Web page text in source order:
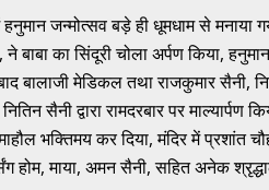
जन्मोत्सव बड़े ही धूमधाम से मनाया
ने बाबा का सिंदूरी चोला अर्पण किया,
बालाजी मेडिकल तथा राजकुमार सैनी,
सैनी द्वारा रामदरबार पर माल्यार्पण
भक्तिमय कर दिया, मंदिर में प्रशांत
होम, माया, अमन सैनी, सहित अनेक